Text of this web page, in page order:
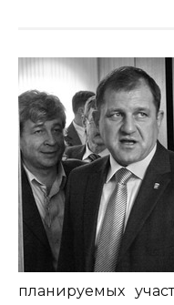
планируемых